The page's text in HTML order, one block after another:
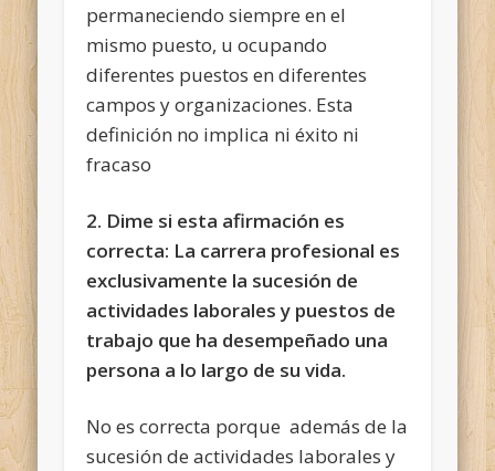
permaneciendo siempre en el
mismo puesto, u ocupando
diferentes puestos en diferentes
campos y organizaciones. Esta
definición no implica ni éxito ni
fracaso
2. Dime si esta afirmación es
correcta: La carrera profesional es
exclusivamente la sucesión de
actividades laborales y puestos de
trabajo que ha desempeñado una
persona a lo largo de su vida.
No es correcta porque además de la
sucesión de actividades laborales y